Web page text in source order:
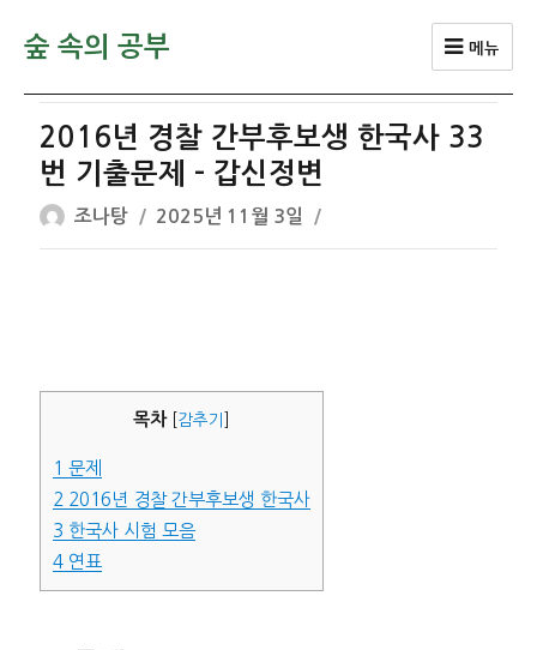
숲 속의 공부 메뉴
2016년 경찰 간부후보생 한국사 33
번 기출문제 – 갑신정변
글
쓴
조나탕
작
성
2025년 11월 3일
목차 감추기
1 문제
2 2016년 경찰 간부후보생 한국사
3 한국사 시험 모음
4연표